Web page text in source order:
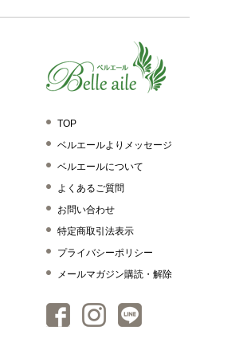
TOP
ベルエールよりメッセージ
ベルエールについて
よくあるご質問
お問い合わせ
特定商取引法表示
プライバシーポリシー
メールマガジン購読・解除